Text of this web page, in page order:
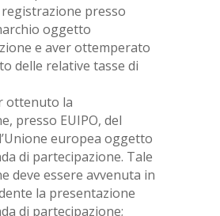
presso
oggetto
e aver ottemperato
delle relative tasse di
ottenuto la
presso EUIPO, del
europea oggetto
di partecipazione. Tale
deve essere avvenuta in
la presentazione
di partecipazione;